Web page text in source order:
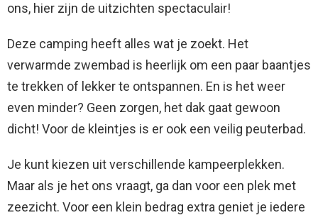
ons, hier zijn de uitzichten spectaculair!
Deze camping heeft alles wat je zoekt. Het
verwarmde zwembad is heerlijk om een paar baantjes
te trekken of lekker te ontspannen. En is het weer
even minder? Geen zorgen, het dak gaat gewoon
dicht! Voor de kleintjes is er ook een veilig peuterbad.
Je kunt kiezen uit verschillende kampeerplekken.
Maar als je het ons vraagt, ga dan voor een plek met
zeezicht. Voor een klein bedrag extra geniet je iedere